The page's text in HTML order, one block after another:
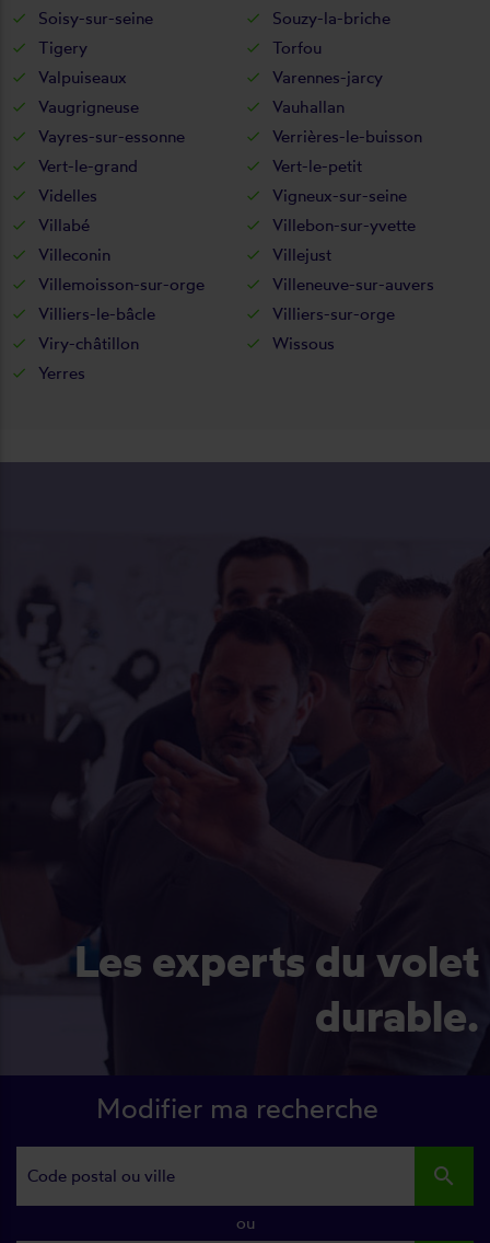
Soisy-sur-seine
Souzy-la-briche
Tigery
Torfou
Valpuiseaux
Varennes-jarcy
Vaugrigneuse
Vauhallan
Vayres-sur-essonne
Verrières-le-buisson
Vert-le-grand
Vert-le-petit
Videlles
Vigneux-sur-seine
Villabé
Villebon-sur-yvette
Villeconin
Villejust
Villemoisson-sur-orge
Villeneuve-sur-auvers
Villiers-le-bâcle
Villiers-sur-orge
Viry-châtillon
Wissous
Yerres
Les experts du volet
durable.
Modifier ma recherche
search
ou